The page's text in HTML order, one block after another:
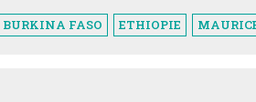
BURKINA FASO ETHIOPIE